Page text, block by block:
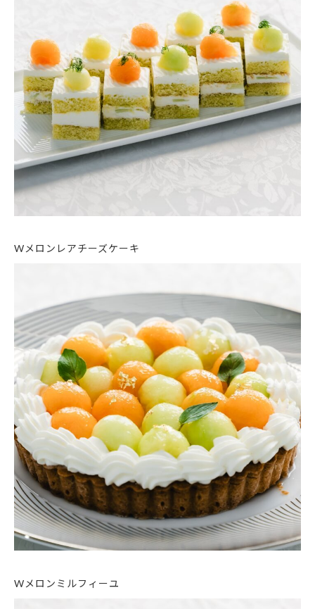
Wメロンレアチーズケーキ
Wメロンミルフィーユ